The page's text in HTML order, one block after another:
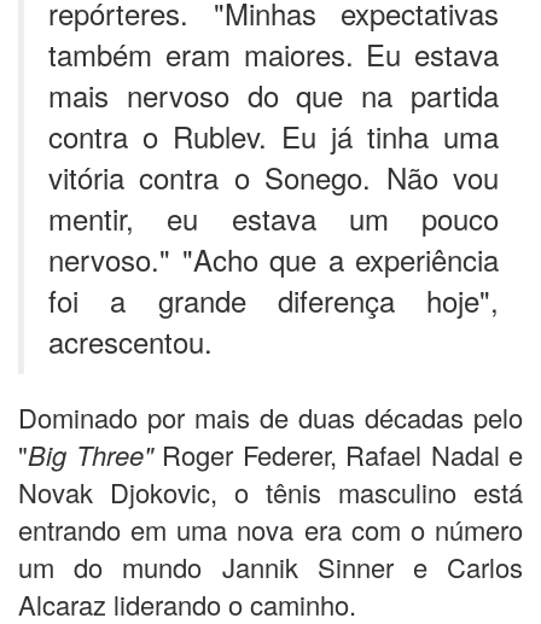
repórteres. "Minhas expectativas
também eram maiores. Eu estava
mais nervoso do que na partida
contra o Rublev. Eu já tinha uma
vitória contra o Sonego. Não vou
mentir, eu estava um pouco
nervoso." "Acho que a experiência
foi a grande diferença hoje",
acrescentou.
Dominado por mais de duas décadas pelo
"Big Three" Roger Federer, Rafael Nadal e
Novak Djokovic, o tênis masculino está
entrando em uma nova era com o número
um do mundo Jannik Sinner e Carlos
Alcaraz liderando o caminho.